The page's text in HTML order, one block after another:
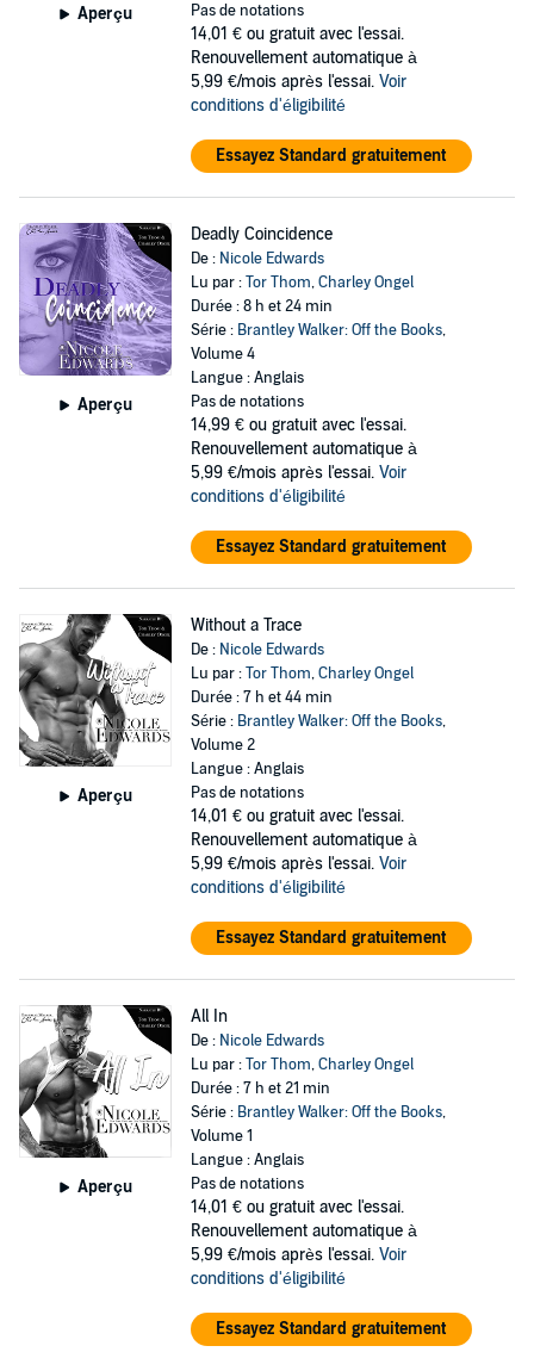
Aperçu
Pas de notations
14,01 € ou gratuit avec l'essai.
Renouvellement automatique à
5,99 €/mois après l'essai. Voir
conditions d'éligibilité
Essayez Standard gratuitement
Aperçu
Deadly Coincidence
De : Nicole Edwards
Lu par :Tor Thom,Charley Ongel
Durée : 8 h et 24 min
Série : Brantley Walker: Off the Books,
Volume 4
Langue : Anglais
Pas de notations
14,99 € ou gratuit avec l'essai.
Renouvellement automatique à
5,99 €/mois après l'essai. Voir
conditions d'éligibilité
Essayez Standard gratuitement
Aperçu
Without a Trace
De : Nicole Edwards
Lu par :Tor Thom,Charley Ongel
Durée : 7 h et 44 min
Série : Brantley Walker: Off the Books,
Volume 2
Langue : Anglais
Pas de notations
14,01 € ou gratuit avec l'essai.
Renouvellement automatique à
5,99 €/mois après l'essai. Voir
conditions d'éligibilité
Essayez Standard gratuitement
Aperçu
All In
De : Nicole Edwards
Lu par :Tor Thom,Charley Ongel
Durée : 7 h et 21 min
Série : Brantley Walker: Off the Books,
Volume 1
Langue : Anglais
Pas de notations
14,01 € ou gratuit avec l'essai.
Renouvellement automatique à
5,99 €/mois après l'essai. Voir
conditions d'éligibilité
Essayez Standard gratuitement